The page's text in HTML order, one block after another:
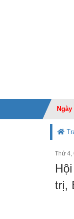
Ngày
Thứ 4,
trị,